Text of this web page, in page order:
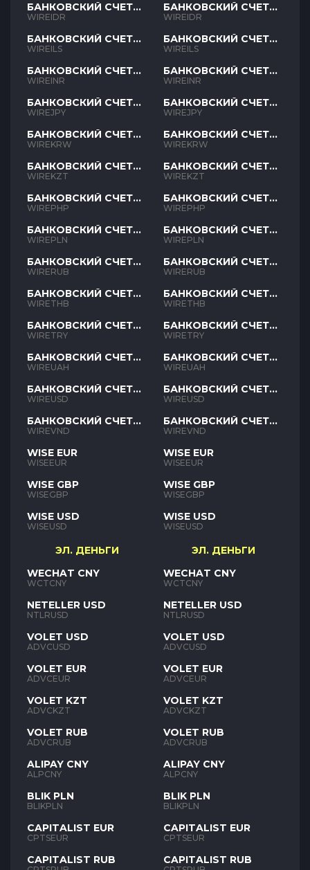
БАНКОВСКИЙ СЧЕТ
IDR
WIREIDR
БАНКОВСКИЙ СЧЕТ
ILS
WIREILS
БАНКОВСКИЙ СЧЕТ
INR
WIREINR
БАНКОВСКИЙ СЧЕТ
JPY
WIREJPY
БАНКОВСКИЙ СЧЕТ
KRW
WIREKRW
БАНКОВСКИЙ СЧЕТ
KZT
WIREKZT
БАНКОВСКИЙ СЧЕТ
PHP
WIREPHP
БАНКОВСКИЙ СЧЕТ
PLN
WIREPLN
БАНКОВСКИЙ СЧЕТ
RUB
WIRERUB
БАНКОВСКИЙ СЧЕТ
THB
WIRETHB
БАНКОВСКИЙ СЧЕТ
TRY
WIRETRY
БАНКОВСКИЙ СЧЕТ
UAH
WIREUAH
БАНКОВСКИЙ СЧЕТ
USD
WIREUSD
БАНКОВСКИЙ СЧЕТ
VND
WIREVND
WISE EUR
WISEEUR
WISE GBP
WISEGBP
WISE USD
WISEUSD
ЭЛ. ДЕНЬГИ
WECHAT CNY
WCTCNY
NETELLER USD
NTLRUSD
VOLET USD
ADVCUSD
VOLET EUR
ADVCEUR
VOLET KZT
ADVCKZT
VOLET RUB
ADVCRUB
ALIPAY CNY
ALPCNY
BLIK PLN
BLIKPLN
CAPITALIST EUR
CPTSEUR
CAPITALIST RUB
БАНКОВСКИЙ СЧЕТ
IDR
WIREIDR
БАНКОВСКИЙ СЧЕТ
ILS
WIREILS
БАНКОВСКИЙ СЧЕТ
INR
WIREINR
БАНКОВСКИЙ СЧЕТ
JPY
WIREJPY
БАНКОВСКИЙ СЧЕТ
KRW
WIREKRW
БАНКОВСКИЙ СЧЕТ
KZT
WIREKZT
БАНКОВСКИЙ СЧЕТ
PHP
WIREPHP
БАНКОВСКИЙ СЧЕТ
PLN
WIREPLN
БАНКОВСКИЙ СЧЕТ
RUB
WIRERUB
БАНКОВСКИЙ СЧЕТ
THB
WIRETHB
БАНКОВСКИЙ СЧЕТ
TRY
WIRETRY
БАНКОВСКИЙ СЧЕТ
UAH
WIREUAH
БАНКОВСКИЙ СЧЕТ
USD
WIREUSD
БАНКОВСКИЙ СЧЕТ
VND
WIREVND
WISE EUR
WISEEUR
WISE GBP
WISEGBP
WISE USD
WISEUSD
ЭЛ. ДЕНЬГИ
WECHAT CNY
WCTCNY
NETELLER USD
NTLRUSD
VOLET USD
ADVCUSD
VOLET EUR
ADVCEUR
VOLET KZT
ADVCKZT
VOLET RUB
ADVCRUB
ALIPAY CNY
ALPCNY
BLIK PLN
BLIKPLN
CAPITALIST EUR
CPTSEUR
CAPITALIST RUB